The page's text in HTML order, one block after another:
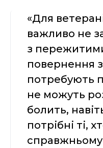
«Для
важливо не
з
повернення
потребують
не можуть
болить,
потрібні ті,
справжньому